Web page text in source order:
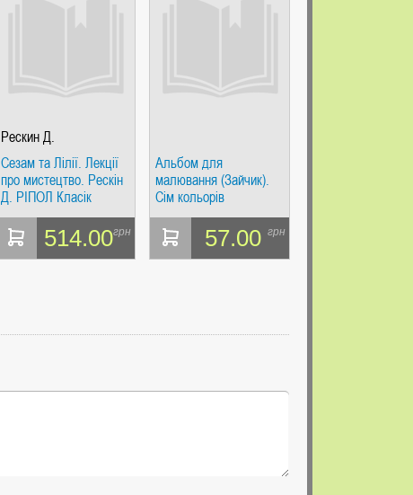
Рескин Д.
Сезам та Лілії. Лекції
про мистецтво. Рескін
Д. РІПОЛ Класік
514.00грн
Альбом для
малювання (Зайчик).
Сім кольорів
57.00 грн